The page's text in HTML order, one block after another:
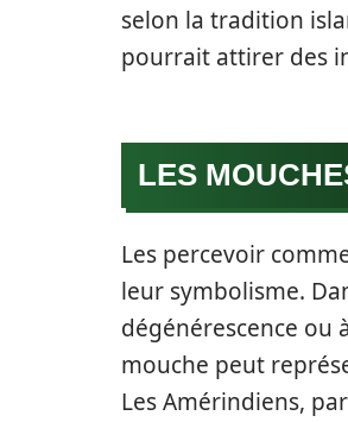
selon la tradition
pourrait attirer des
LES
Les percevoir
leur symbolisme.
dégénérescence ou
mouche peut
Les Amérindiens,